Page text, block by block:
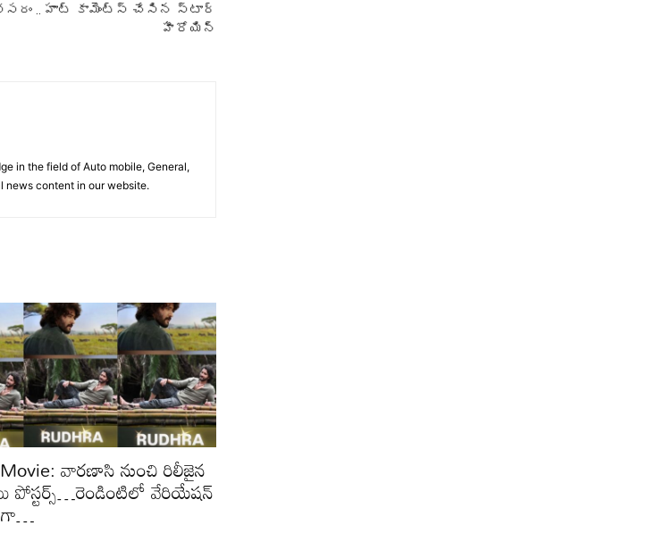
.. హాట్ కామెంట్స్ చేసిన స్టార్
హీరోయిన్
in the field of Auto mobile, General,
news content in our website.
వారణాసి నుంచి రిలీజైన
పోస్టర్స్…రెండింటిలో వేరియేషన్